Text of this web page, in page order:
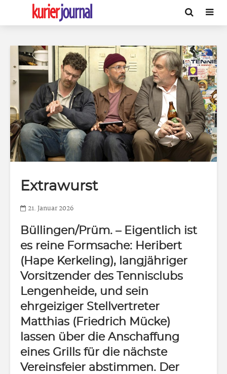
Extrawurst
21. Januar 2026
Büllingen/Prüm. – Eigentlich ist
es reine Formsache: Heribert
(Hape Kerkeling), langjähriger
Vorsitzender des Tennisclubs
Lengenheide, und sein
ehrgeiziger Stellvertreter
Matthias (Friedrich Mücke)
lassen über die Anschaffung
eines Grills für die nächste
Vereinsfeier abstimmen. Der